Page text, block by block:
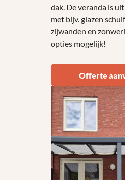
dak. De veranda is
met bijv. glazen
zijwanden en
opties mogelijk!
Offerte